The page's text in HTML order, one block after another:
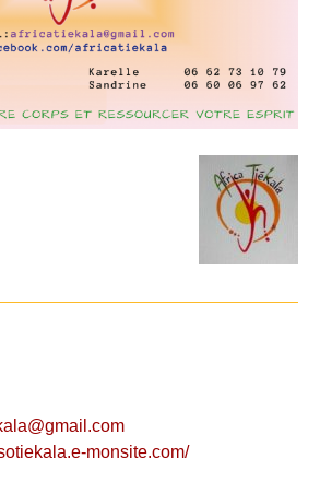
monsite.com/